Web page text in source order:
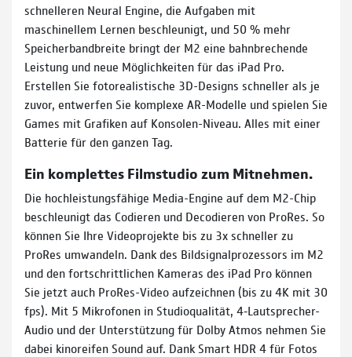
schnelleren Neural Engine, die Aufgaben mit
maschinellem Lernen beschleunigt, und 50 % mehr
Speicher­band­breite bringt der M2 eine bahnbrechende
Leistung und neue Möglichkeiten für das iPad Pro.
Erstellen Sie foto­­realistische 3D-Designs schneller als je
zuvor, entwerfen Sie komplexe AR-Modelle und spielen Sie
Games mit Grafiken auf Konsolen­-Niveau. Alles mit einer
Batterie für den ganzen Tag.
Ein komplettes Filmstudio zum Mitnehmen.
Die hoch­leistungs­fähige Media-Engine auf dem M2-Chip
beschleunigt das Codieren und Decodieren von ProRes. So
können Sie Ihre Videoprojekte bis zu 3x schneller zu
ProRes umwandeln. Dank des Bildsignal­prozessors im M2
und den fortschritt­lichen Kameras des iPad Pro können
Sie jetzt auch ProRes-Video aufzeichnen (bis zu 4K mit 30
fps). Mit 5 Mikrofonen in Studio­qualität, 4‑Lautsprecher-
Audio und der Unter­­stützung für Dolby Atmos nehmen Sie
dabei kinoreifen Sound auf. Dank Smart HDR 4 für Fotos